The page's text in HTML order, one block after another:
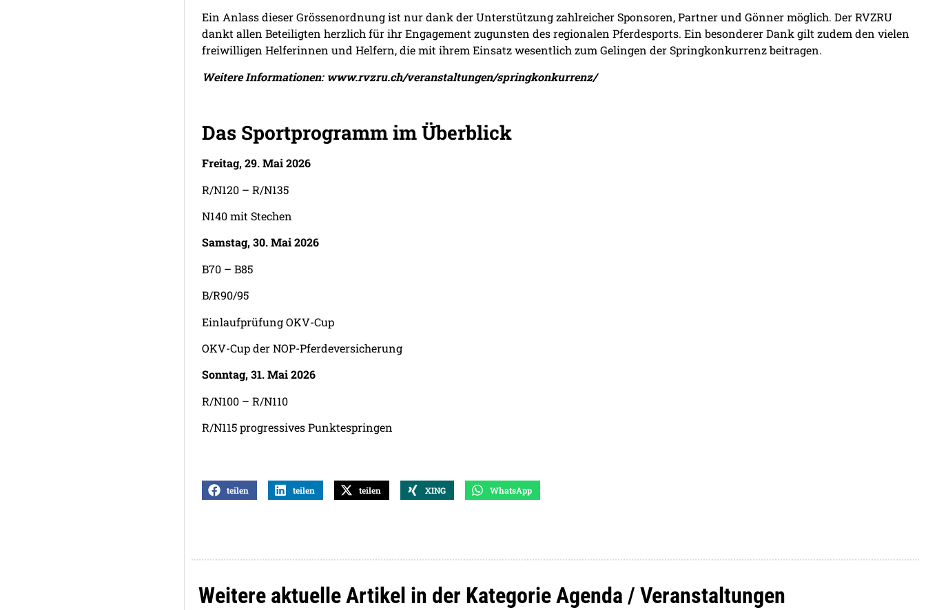
Ein Anlass dieser Grössenordnung ist nur dank der Unterstützung zahlreicher Sponsoren, Partner und Gönner möglich. Der RVZRU
dankt allen Beteiligten herzlich für ihr Engagement zugunsten des regionalen Pferdesports. Ein besonderer Dank gilt zudem den vielen
freiwilligen Helferinnen und Helfern, die mit ihrem Einsatz wesentlich zum Gelingen der Springkonkurrenz beitragen.
Weitere Informationen: www.rvzru.ch/veranstaltungen/springkonkurrenz/
Das Sportprogramm im Überblick
Freitag, 29. Mai 2026
R/N120 – R/N135
N140 mit Stechen
Samstag, 30. Mai 2026
B70 – B85
B/R90/95
Einlaufprüfung OKV-Cup
OKV-Cup der NOP-Pferdeversicherung
Sonntag, 31. Mai 2026
R/N100 – R/N110
R/N115 progressives Punktespringen
teilen teilen teilen XING WhatsApp
Weitere aktuelle Artikel in der Kategorie Agenda / Veranstaltungen